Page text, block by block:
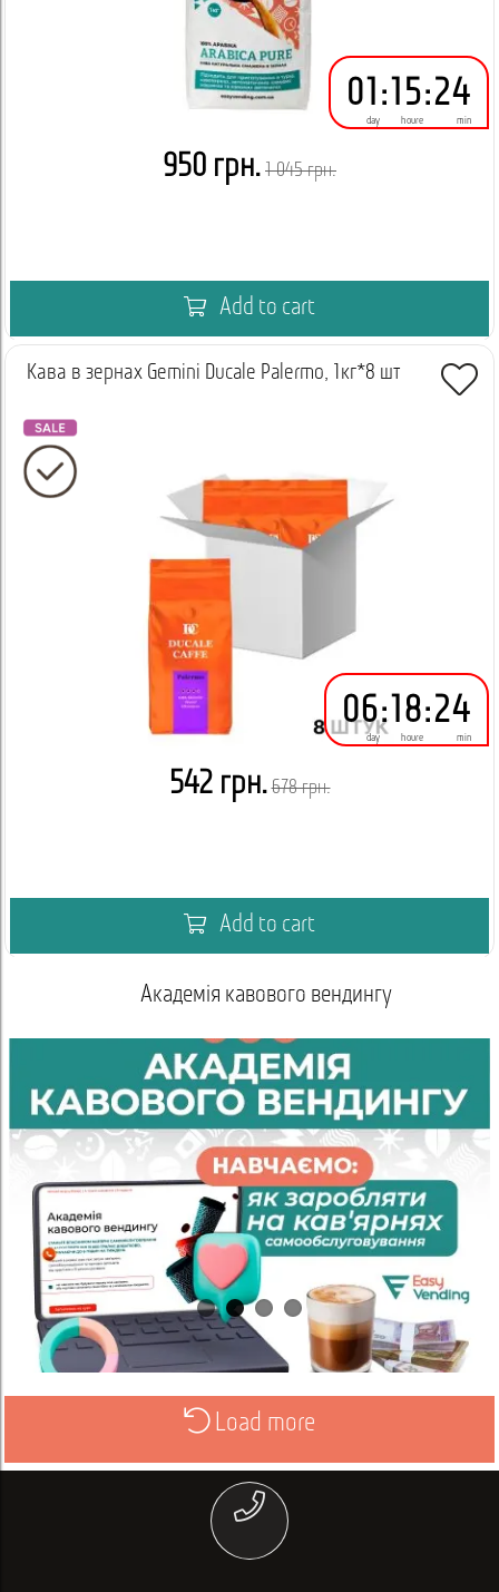
01
day
: 15
houre
:24
min
950 грн. 1 045 грн.
Add to cart
Кава в зернах Gemini Ducale Palermo, 1кг*8 шт
06
day
: 18
houre
:24
min
542 грн. 678 грн.
Add to cart
Академія кавового вендингу
Load more